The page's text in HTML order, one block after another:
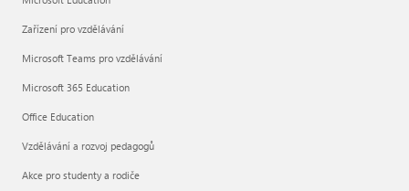
Zařízení pro vzdělávání
Microsoft Teams pro vzdělávání
Microsoft 365 Education
Office Education
Vzdělávání a rozvoj pedagogů
Akce pro studenty a rodiče